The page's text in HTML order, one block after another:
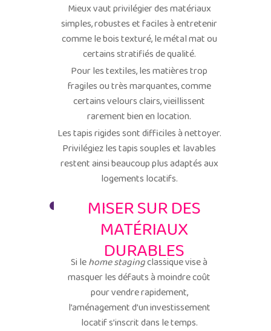
Mieux vaut privilégier des matériaux
simples, robustes et faciles à entretenir
comme le bois texturé, le métal mat ou
certains stratifiés de qualité.
Pour les textiles, les matières trop
fragiles ou très marquantes, comme
certains velours clairs, vieillissent
rarement bien en location.
Les tapisrigides sont difficiles à nettoyer.
Privilégiez les tapissouples et lavables
restent ainsi beaucoup plus adaptés aux
logements locatifs.
MISER SUR DES
MATÉRIAUX
DURABLES
Si lehome stagingclassique vise à
masquer les défauts à moindre coût
pour vendre rapidement,
l’aménagement d’un investissement
locatif s’inscrit dans le temps.